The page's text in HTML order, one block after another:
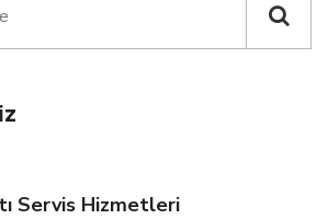
Servis Hizmetleri